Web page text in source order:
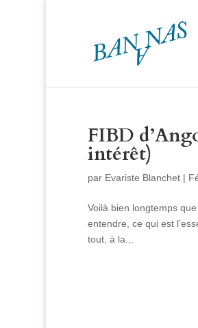
FIBD
intérêt)
par Evariste Blanchet|
Voilà bien longtemps
entendre, ce qui est
tout, à la...